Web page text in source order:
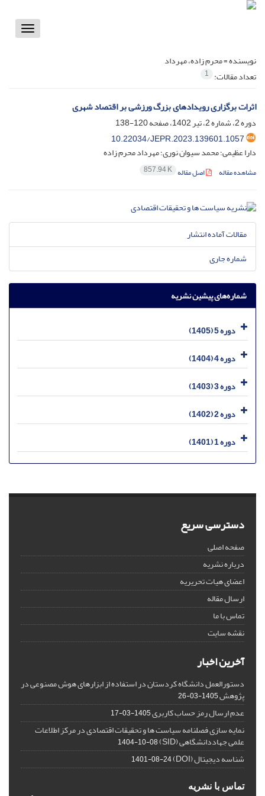
Toggle
نویسنده =محرم زاده، مهرداد
تعداد مقالات: 1
اثرات برگزاری رویدادهای بزرگ ورزشی بر اقتصاد شهری
دوره 2، شماره 2، تیر 1402، صفحه
120-138
10.22034/JEPR.2023.139601.1057
دارا عظیمی؛ محمد سیوان نوری؛ مهرداد محرم زاده
مشاهده مقاله اصل مقاله 857.94 K
مقالات آماده انتشار
شماره جاری
شماره‌های پیشین نشریه
دوره 5 (1405)
دوره 4 (1404)
دوره 3 (1403)
دوره 2 (1402)
دوره 1 (1401)
دسترسی سریع
صفحه اصلی
درباره نشریه
اعضای هیات تحریریه
ارسال مقاله
تماس با ما
نقشه سایت
آخرین اخبار
دستورالعمل دانشگاه کردستان در استفاده از ابزارهای هوش مصنوعی در
پژوهش1405-03-26
عدم ارسال رمز حساب کاربری1405-03-17
نمایه سازی فصلنامه سیاست ها و تحقیقات اقتصادی در مرکز اطلاعات
علمی جهاددانشگاهی (SID) 1404-10-08
شناسه دیجیتال (DOI) 1401-08-24
تماس با نشریه